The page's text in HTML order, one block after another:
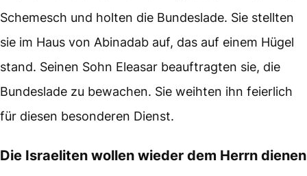
Schemesch und holten die Bundeslade. Sie stellten
sie im Haus von Abinadab auf, das auf einem Hügel
stand. Seinen Sohn Eleasar beauftragten sie, die
Bundeslade zu bewachen. Sie weihten ihn feierlich
für diesen besonderen Dienst.
Die Israeliten wollen wieder dem Herrn dienen